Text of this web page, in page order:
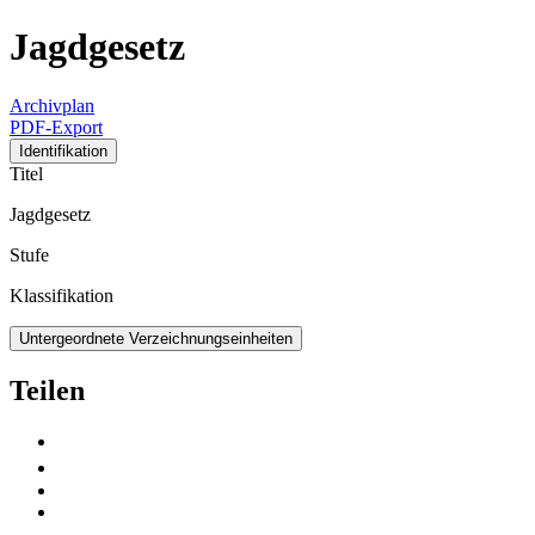
Jagdgesetz
Archivplan
PDF-Export
Identifikation
Titel
Jagdgesetz
Stufe
Klassifikation
Untergeordnete Verzeichnungseinheiten
Teilen